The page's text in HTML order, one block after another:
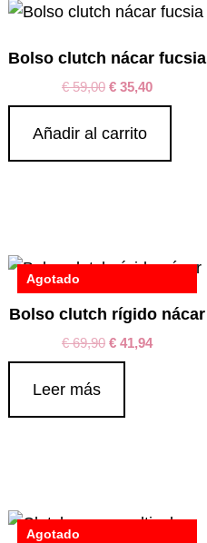
Bolso clutch nácar fucsia
€59,00 €35,40
Añadir al carrito
Agotado
Bolso clutch rígido nácar
€69,90 €41,94
Leer más
Agotado